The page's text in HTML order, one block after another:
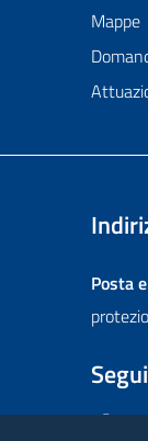
Mappe
Posta